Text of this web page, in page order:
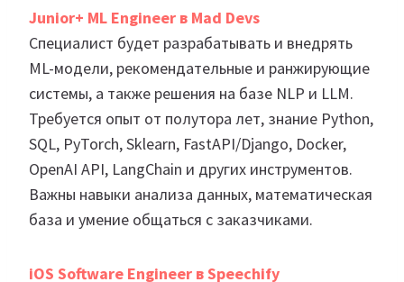
Junior+ ML Engineer в Mad Devs
Специалист будет разрабатывать и внедрять
ML-модели, рекомендательные и ранжирующие
системы, а также решения на базе NLP и LLM.
Требуется опыт от полутора лет, знание Python,
SQL, PyTorch, Sklearn, FastAPI/Django, Docker,
OpenAI API, LangChain и других инструментов.
Важны навыки анализа данных, математическая
база и умение общаться с заказчиками.
iOS Software Engineer в Speechify